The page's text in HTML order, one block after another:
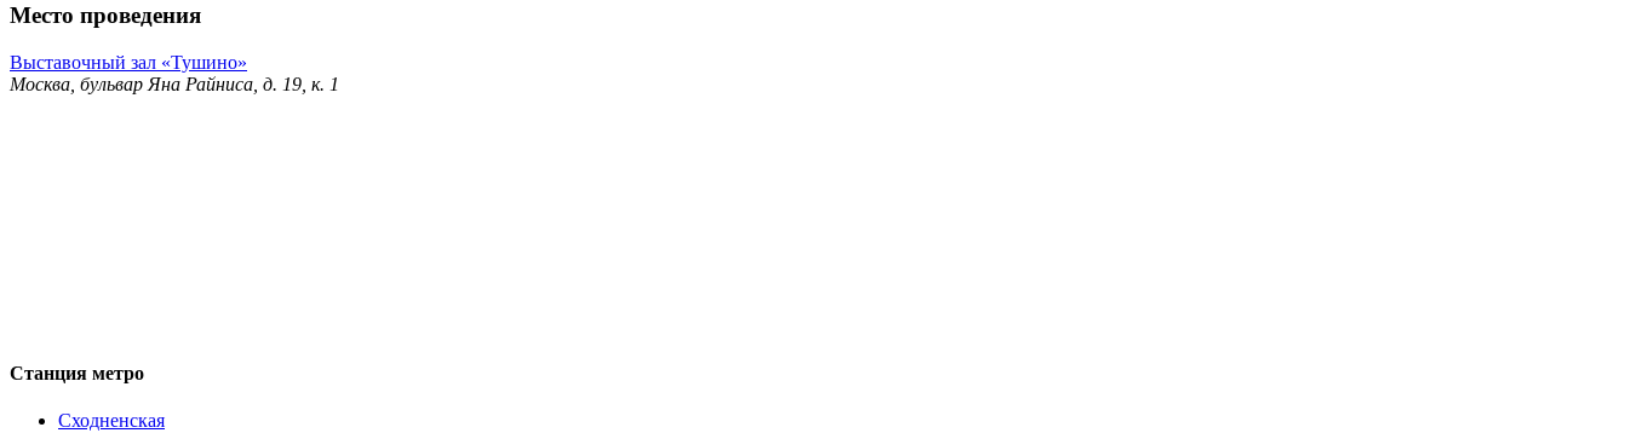
Место проведения
Выставочный зал «Тушино»
Москва, бульвар Яна Райниса, д. 19, к. 1
Станция метро
Сходненская